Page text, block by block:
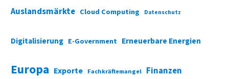
Auslandsmärkte Cloud Computing Datenschutz
Digitalisierung E-Government Erneuerbare Energien
Europa Exporte Fachkräftemangel Finanzen